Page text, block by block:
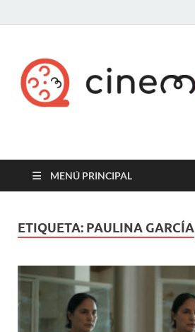
Cine maldito
MENÚ PRINCIPAL
ETIQUETA: PAULINA GARCÍA